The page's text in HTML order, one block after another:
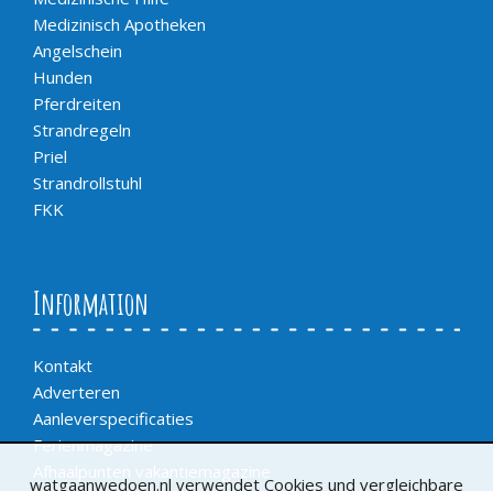
Medizinisch Apotheken
Angelschein
Hunden
Pferdreiten
Strandregeln
Priel
Strandrollstuhl
FKK
Information
Kontakt
Adverteren
Aanleverspecificaties
Ferienmagazine
Afhaalpunten vakantiemagazine
watgaanwedoen.nl verwendet Cookies und vergleichbare